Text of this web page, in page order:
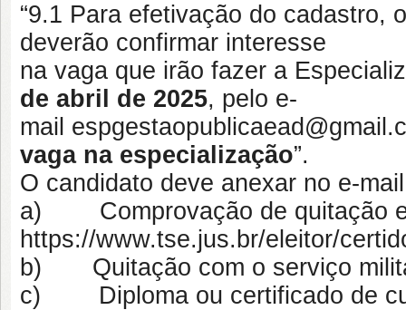
“9.1 Para efetivação do cadastro,
deverão confirmar interesse
na vaga que irão fazer a
de abril de 2025, pelo e-
mail
vaga na especialização”.
O candidato deve anexar no e-
a) Comprovação de quitação
https://www.tse.jus.br/eleitor/
b) Quitação com o serviço
c) Diploma ou certificado de